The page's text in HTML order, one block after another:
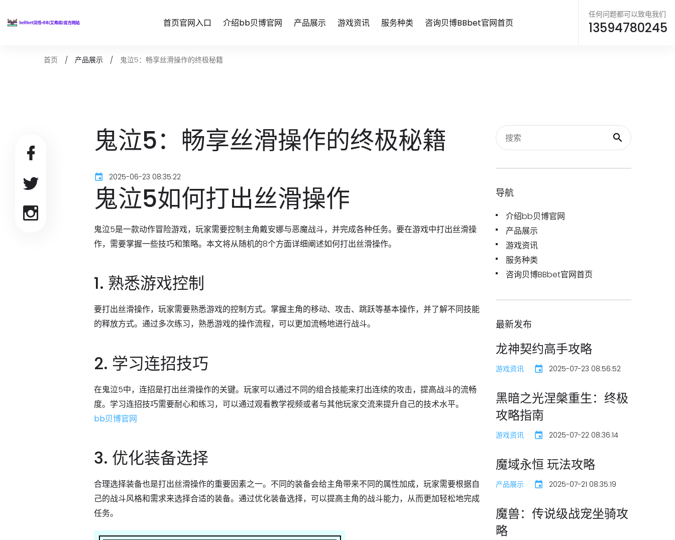
首页官网入口 介绍bb贝博官网 产品展示 游戏资讯 服务种类 咨询贝博BBbet官网首页
任何问题都可以致电我们
13594780245
首页 产品展示 鬼泣5：畅享丝滑操作的终极秘籍
鬼泣5：畅享丝滑操作的终极秘籍
2025-06-23 08:35:22
鬼泣5如何打出丝滑操作
鬼泣5是一款动作冒险游戏，玩家需要控制主角戴安娜与恶魔战斗，并完成各种任务。要在游戏中打出丝滑操
作，需要掌握一些技巧和策略。本文将从随机的8个方面详细阐述如何打出丝滑操作。
1. 熟悉游戏控制
要打出丝滑操作，玩家需要熟悉游戏的控制方式。掌握主角的移动、攻击、跳跃等基本操作，并了解不同技能
的释放方式。通过多次练习，熟悉游戏的操作流程，可以更加流畅地进行战斗。
2. 学习连招技巧
在鬼泣5中，连招是打出丝滑操作的关键。玩家可以通过不同的组合技能来打出连续的攻击，提高战斗的流畅
度。学习连招技巧需要耐心和练习，可以通过观看教学视频或者与其他玩家交流来提升自己的技术水平。
bb贝博官网
3. 优化装备选择
合理选择装备也是打出丝滑操作的重要因素之一。不同的装备会给主角带来不同的属性加成，玩家需要根据自
己的战斗风格和需求来选择合适的装备。通过优化装备选择，可以提高主角的战斗能力，从而更加轻松地完成
任务。
导航
介绍bb贝博官网
产品展示
游戏资讯
服务种类
咨询贝博BBbet官网首页
最新发布
龙神契约高手攻略
游戏资讯 2025-07-23 08:56:52
黑暗之光涅槃重生：终极
攻略指南
游戏资讯 2025-07-22 08:36:14
魔域永恒 玩法攻略
产品展示 2025-07-21 08:35:19
魔兽：传说级战宠坐骑攻
略